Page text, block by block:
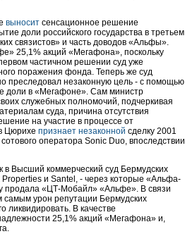
выносит сенсационное решение
доли российского государства в третьем
связистов» и часть доводов «Альфы».
25,1% акций «Мегафона», поскольку
частичном решении суд уже
поражения фонда. Теперь же суд
преследовал незаконную цель - с помощью
доли в «Мегафоне». Сам министр
служебных полномочий, подчеркивая
суда, причина отсутствия
на участие в процессе от
Цюрихе признает незаконной сделку 2001
оператора Sonic Duo, впоследствии
в Высший коммерческий суд Бермудских
и Santel, - через которые «Альфа-
продала «ЦТ-Мобайл» «Альфе». В связи
урон репутации Бермудских
ликвидировать. В качестве
25,1% акций «Мегафона» и,